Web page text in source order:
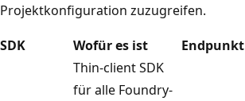
Projektkonfiguration zuzugreifen.
SDK
Wofür es ist Endpunkt
Thin-client SDK
für alle Foundry-